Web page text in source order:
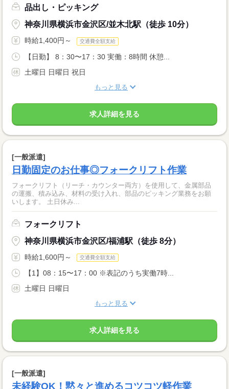
品出し・ピッキング
神奈川県横浜市金沢区/並木北駅（徒歩 10分）
時給1,400円～ 交通費全額支給
【日勤】 8：30〜17：30 実働：8時間 休憩...
土曜日 日曜日 祝日
もっと見る
求人詳細を見る
[一般派遣]
日勤固定のお仕事◎フォークリフト作業
フォークリフト（リーチ・カウンター両方）を使用して、金属部品
の運搬、積み込み、材料の受け入れ、部品のピッキング業務をお願
いします。 土日休み...
フォークリフト
神奈川県横浜市金沢区/福浦駅（徒歩 8分）
時給1,600円～ 交通費全額支給
【1】08：15〜17：00 ※表記のうち実働7時...
土曜日 日曜日
もっと見る
求人詳細を見る
[一般派遣]
未経験OK！黙々と進めるコツコツ軽作業